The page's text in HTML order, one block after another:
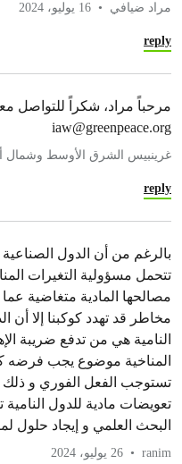
مراد ضيافي 16 يوليو، 2024
reply
مرحباً مراد، شكراً للتواصل
iaw@greenpeace.org
غرينبيس الشرق الأوسط وشمال
reply
بالرغم من أن الدول
تتحمل مسؤولية التغيرات
مصالحها المادية متغاضية
مخاطر قد تهدد كوكبنا إلا أن
النامية هي من تدفع ضريبة
المناخية موضوع يجب فرضه
تستوجب الفعل الفوري و ذلك
تعويضات مادية للدول
البحث العلمي و إيجاد حلول
ranim 26 يوليو، 2024